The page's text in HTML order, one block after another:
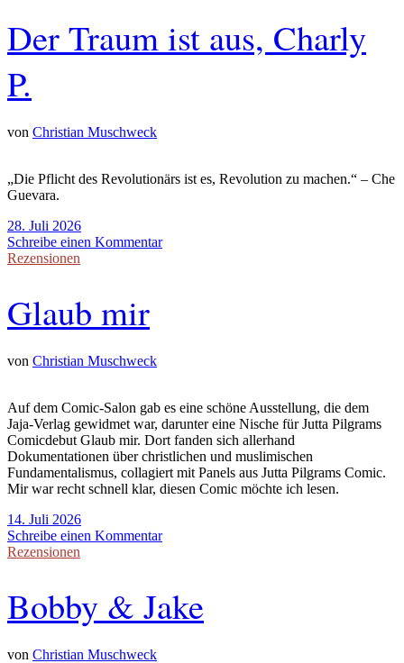
Der Traum ist aus, Charly
P.
von Christian Muschweck
„Die Pflicht des Revolutionärs ist es, Revolution zu machen.“ – Che
Guevara.
28. Juli 2026
Schreibe einen Kommentar
Rezensionen
Glaub mir
von Christian Muschweck
Auf dem Comic-Salon gab es eine schöne Ausstellung, die dem
Jaja-Verlag gewidmet war, darunter eine Nische für Jutta Pilgrams
Comicdebut Glaub mir. Dort fanden sich allerhand
Dokumentationen über christlichen und muslimischen
Fundamentalismus, collagiert mit Panels aus Jutta Pilgrams Comic.
Mir war recht schnell klar, diesen Comic möchte ich lesen.
14. Juli 2026
Schreibe einen Kommentar
Rezensionen
Bobby & Jake
von Christian Muschweck